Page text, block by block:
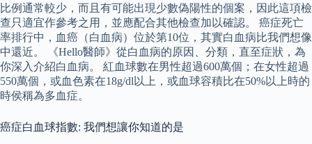
比例通常較少，而且有可能出現少數偽陽性的個案，因此這項檢
查只適宜作參考之用，並應配合其他檢查加以確認。 癌症死亡
率排行中，血癌（白血病）位於第10位，其實白血病比我們想像
中還近。 《Hello醫師》從白血病的原因、分類，直至症狀，為
你深入介紹白血病。 紅血球數在男性超過600萬個；在女性超過
550萬個，或血色素在18g/dl以上，或血球容積比在50%以上時的
時侯稱為多血症。
癌症白血球指數: 我們想讓你知道的是